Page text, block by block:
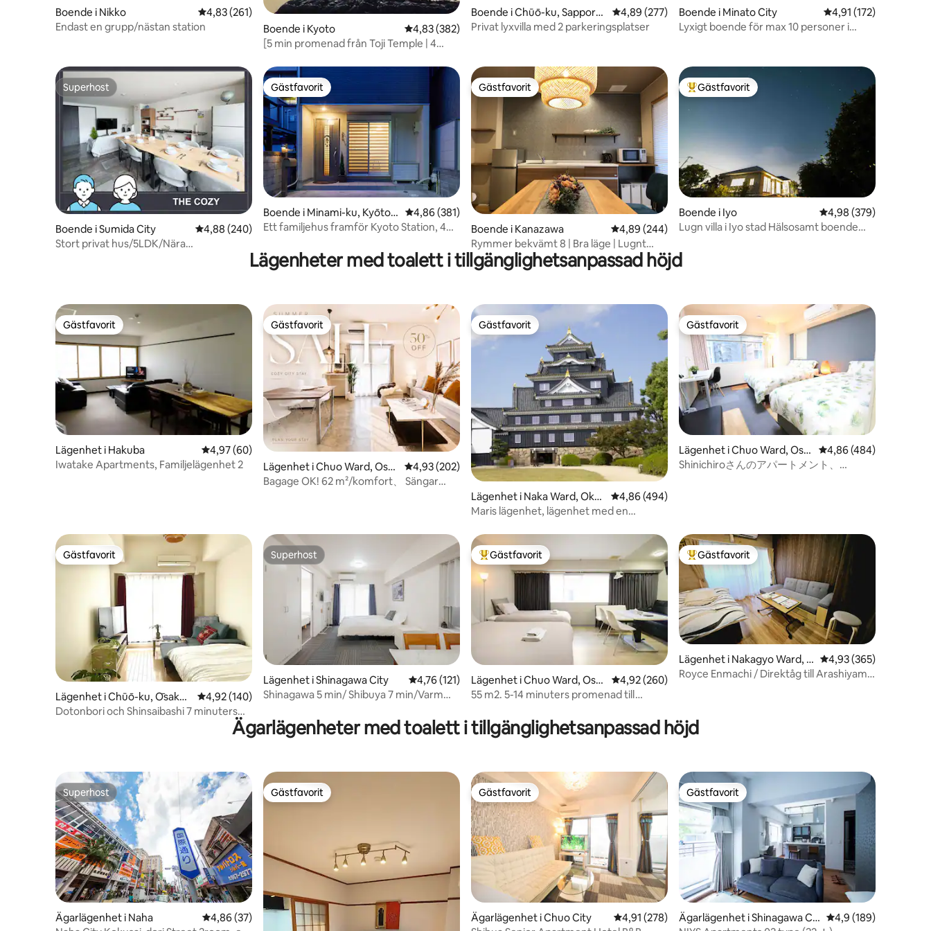
problem. Det är bekvämt att använda
Keihan-tåg och olika tåg till
för sightseeing med bil eftersom
motorvägsavfarten ligger i närheten.
Boende i Nikko 4,83 av 5 i genomsnittligt betyg, 261 omdömen
4,83 (261)
Endast en grupp/nästan station
Boende i Kyoto 4,83 av 5 i genomsnittligt betyg, 382 omdömen
4,83 (382)
[5 min promenad från Toji Temple | 4
promenad från Kintetsu Jujo Station |
Helt eget tvåvåningshus | Höghastighets
WiFi & tidsbegränsat erbjudande
Boende i Chūō-ku, Sapporo-
shi
4,89 av 5 i genomsnittligt betyg, 277 omdömen
4,89 (277)
Privat lyxvilla med 2 parkeringsplatser
Boende i Minato City 4,91 av 5 i
4,91 (172)
Lyxigt boende för max 10 personer i
Superhost
Superhost
Boende i Sumida City 4,88 av 5 i genomsnittligt betyg, 240 omdömen
4,88 (240)
Stort privat hus/5LDK/Nära
Gästfavorit
Gästfavorit
Boende i Minami-ku, Kyōto-s
hi
4,86 av 5 i genomsnittligt betyg, 381 omdömen
4,86 (381)
Ett familjehus framför Kyoto Station, 4
Gästfavorit
Gästfavorit
Boende i Kanazawa 4,89 av 5 i genomsnittligt betyg, 244 omdömen
4,89 (244)
Rymmer bekvämt 8 | Bra läge | Lugnt
område
Populär gästfavorit
Gästfavorit
Boende i Iyo 4,98 av 5 i
4,98 (379)
Lugn villa i Iyo stad Hälsosamt boende
Lägenheter med toalett i tillgänglighetsanpassad höjd
Gästfavorit
Gästfavorit
Lägenhet i Hakuba 4,97 av 5 i genomsnittligt betyg, 60 omdömen
4,97 (60)
Iwatake Apartments, Familjelägenhet 2
Gästfavorit
Gästfavorit
Lägenhet i Chuo Ward, Osak
a
4,93 av 5 i genomsnittligt betyg, 202 omdömen
4,93 (202)
Bagage OK! 62 m²/komfort、 Sängar
Gästfavorit
Gästfavorit
Lägenhet i Naka Ward, Okay
ama
4,86 av 5 i genomsnittligt betyg, 494 omdömen
4,86 (494)
Maris lägenhet, lägenhet med en
Gästfavorit
Gästfavorit
Lägenhet i Chuo Ward, Osa
ka
4,86 av 5 i
4,86 (484)
Shinichiroさんのアパートメント、
Gästfavorit
Gästfavorit
Lägenhet i Chūō-ku, Ōsaka-
shi
4,92 av 5 i genomsnittligt betyg, 140 omdömen
4,92 (140)
Dotonbori och Shinsaibashi 7 minuters
Superhost
Superhost
Lägenhet i Shinagawa City 4,76 av 5 i genomsnittligt betyg, 121 omdömen
4,76 (121)
Shinagawa 5 min/ Shibuya 7 min/Varm
Populär gästfavorit
Gästfavorit
Lägenhet i Chuo Ward, Osa
ka
4,92 av 5 i genomsnittligt betyg, 260 omdömen
4,92 (260)
55 m2. 5-14 minuters promenad till
Populär gästfavorit
Gästfavorit
Lägenhet i Nakagyo Ward, K
yoto
4,93 av 5 i
4,93 (365)
Royce Enmachi / Direktåg till Arashiyama
Ägarlägenheter med toalett i tillgänglighetsanpassad höjd
Superhost
Superhost
Ägarlägenhet i Naha 4,86 av 5 i genomsnittligt betyg, 37 omdömen
4,86 (37)
Gästfavorit
Gästfavorit Gästfavorit
Gästfavorit
Ägarlägenhet i Chuo City 4,91 av 5 i genomsnittligt betyg, 278 omdömen
4,91 (278)
Gästfavorit
Gästfavorit
Ägarlägenhet i Shinagawa Cit 4,9 av 5 i
4,9 (189)